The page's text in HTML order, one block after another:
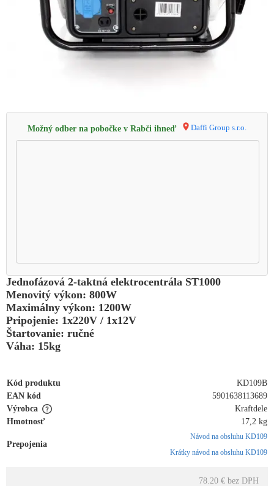
Možný odber na pobočke v Rabči ihneď Daffi Group s.r.o.
Jednofázová 2-taktná elektrocentrála ST1000
Menovitý výkon: 800W
Maximálny výkon: 1200W
Pripojenie: 1x220V / 1x12V
Štartovanie: ručné
Váha: 15kg
Kód produktu
KD109B
EAN kód
5901638113689
Výrobca
Kraftdele
Hmotnosť
17,2 kg
Prepojenia
Návod na obsluhu KD109
Krátky návod na obsluhu KD109
78.20 € bez DPH